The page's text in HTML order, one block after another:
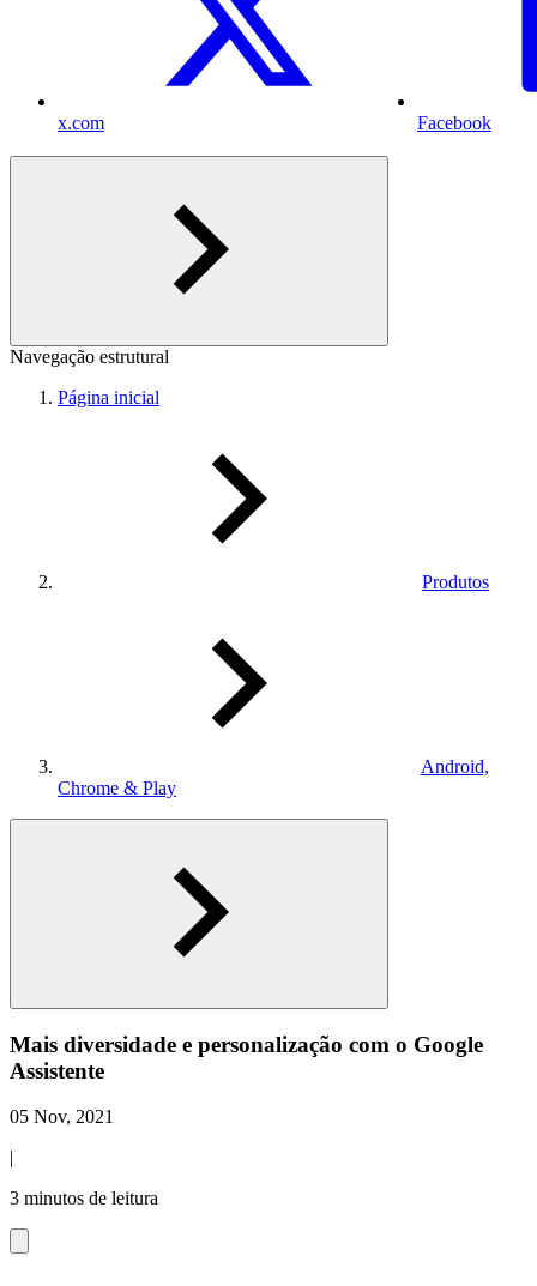
x.com Facebook
Navegação estrutural
Página inicial
Produtos
Android,
Chrome & Play
Mais diversidade e personalização com o Google
Assistente
05 Nov, 2021
|
3 minutos de leitura